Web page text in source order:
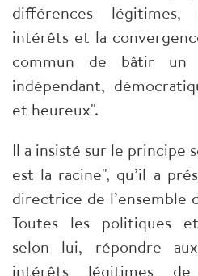
différences légitimes,
intérêts et la
commun de bâtir un
indépendant,
et heureux".
Il a insisté sur le principe
est la racine", qu’il a
directrice de l’ensemble
Toutes les politiques
selon lui, répondre
intérêts légitimes